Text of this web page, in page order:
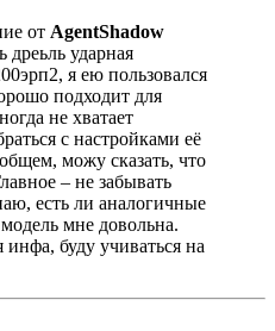
от AgentShadow
дреьль ударная
я ею пользовался
подходит для
не хватает
с настройками её
можу сказать, что
– не забывать
есть ли аналогичные
мне довольна.
буду учиваться на